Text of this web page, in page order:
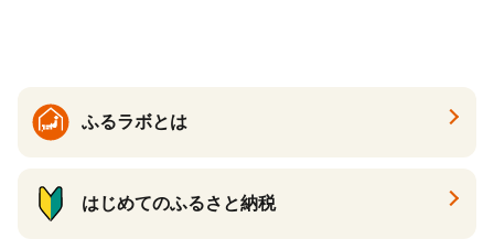
ふるラボとは
はじめてのふるさと納税